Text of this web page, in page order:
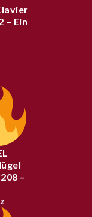
– Ein
–